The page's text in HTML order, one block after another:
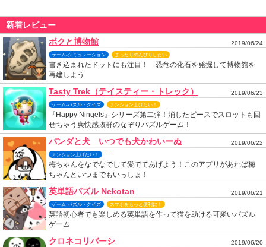
新着レビュー
ボクと博物館
2019/06/24
ゲーム-シミュレーション まったりのんびりしたい
書き込まれたドットにも注目！ 恐竜の化石を発掘して博物館を
再建しよう
Tasty Trek（テイスティー・トレック） 2019/06/23
ゲーム-パズル・クイズ テンション上げたい！
『Happy Ningels』シリーズ第二弾！消したピースでスロットも回
せちゃう爽快感抜群のなぞりパズルゲーム！
パンダと犬 いつでも犬かわいーぬ 2019/06/22
テンション上げたい！
梅ちゃんをなでなでして愛でてあげよう！このアプリがあれば梅
ちゃんといつまでもいっしょ！
英単語パズル Nekotan 2019/06/21
ゲーム-パズル・クイズ スマホをもっと便利に！
英語初心者でも楽しめる英単語を作って猫を助ける可愛いパズル
ゲーム
クロネコリバーシ 2019/06/20